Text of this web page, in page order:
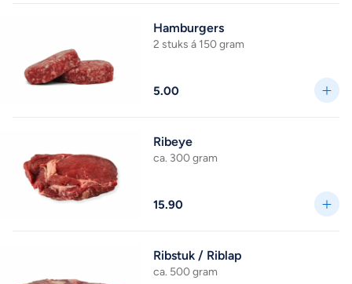
Hamburgers
2 stuks á 150 gram
5.00
Ribeye
ca. 300 gram
15.90
Ribstuk / Riblap
ca. 500 gram